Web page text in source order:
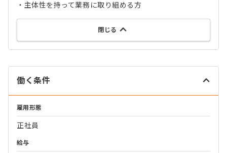
・主体性を持って業務に取り組める方
閉じる
働く条件
雇用形態
正社員
給与